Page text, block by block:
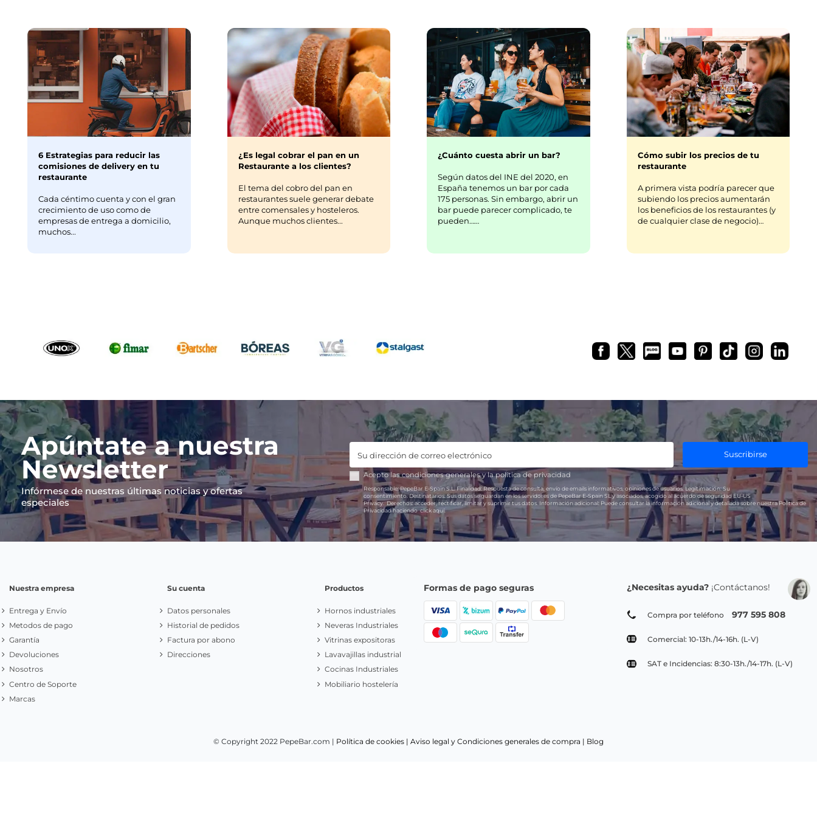
6 Estrategias para reducir las
comisiones de delivery en tu
restaurante
Cada céntimo cuenta y con el gran
crecimiento de uso como de
empresas de entrega a domicilio,
muchos...
¿Es legal cobrar el pan en un
Restaurante a los clientes?
El tema del cobro del pan en
restaurantes suele generar debate
entre comensales y hosteleros.
Aunque muchos clientes...
¿Cuánto cuesta abrir un bar?
Según datos del INE del 2020, en
España tenemos un bar por cada
175 personas. Sin embargo, abrir un
bar puede parecer complicado, te
pueden……
Cómo subir los precios de tu
restaurante
A primera vista podría parecer que
subiendo los precios aumentarán
los beneficios de los restaurantes (y
de cualquier clase de negocio)…
Apúntate a nuestra
Newsletter
Infórmese de nuestras últimas noticias y ofertas
especiales
Suscribirse
Acepto lascondiciones generalesy lapolítica de privacidad
Responsable:PepeBar E-Spain S.L.Finalidad:Respuesta de consulta, envío de emails informativos, opiniones de usuarios. Legitimación: Su
consentimiento.Destinatarios:Sus datos se guardan en los servidores de PepeBar E-Spain SL y asociados, acogido al acuerdo de seguridad EU-US
Privacy.Derechos:acceder, rectificar, limitar y suprimir tus datos. Información adicional:Puede consultar la información adicional y detallada sobre nuestra Política de
Privacidad haciendoclick aquí.
Nuestra empresa
Entrega y Envío
Metodos de pago
Garantía
Devoluciones
Nosotros
Centro de Soporte
Marcas
Su cuenta
Datos personales
Historial de pedidos
Factura por abono
Direcciones
Productos
Hornos industriales
Neveras Industriales
Vitrinas expositoras
Lavavajillas industrial
Cocinas Industriales
Mobiliario hostelería
Formas de pago seguras ¿Necesitas ayuda? ¡Contáctanos!
Compra por teléfono 977 595 808
Comercial: 10-13h./14-16h. (L-V)
SAT e Incidencias: 8:30-13h./14-17h. (L-V)
© Copyright 2022 PepeBar.com | Política de cookies | Aviso legal y Condiciones generales de compra | Blog